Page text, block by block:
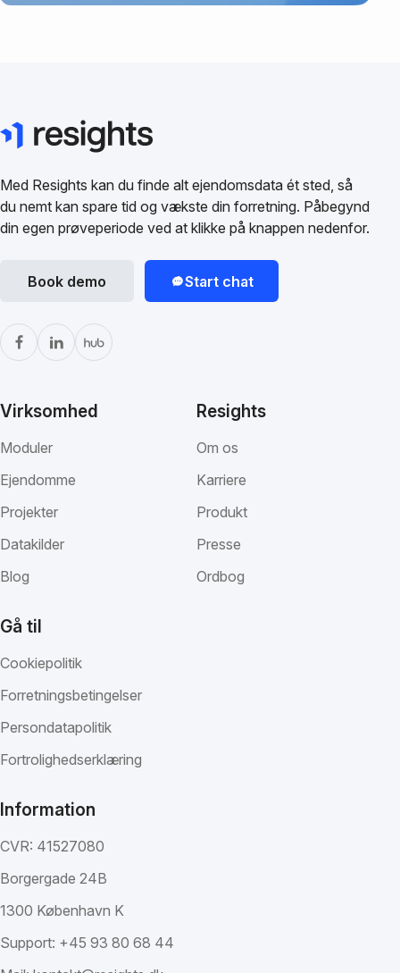
Med Resights kan du finde alt ejendomsdata ét sted, så
du nemt kan spare tid og vækste din forretning. Påbegynd
din egen prøveperiode ved at klikke på knappen nedenfor.
Book demo Start chat
Virksomhed
Moduler
Ejendomme
Projekter
Datakilder
Blog
Resights
Om os
Karriere
Produkt
Presse
Ordbog
Gå til
Cookiepolitik
Forretningsbetingelser
Persondatapolitik
Fortrolighedserklæring
Information
CVR: 41527080
Borgergade 24B
1300 København K
Support: +45 93 80 68 44